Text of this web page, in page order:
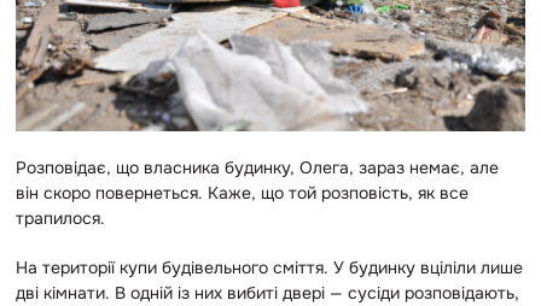
Розповідає, що власника будинку, Олега, зараз немає, але
він скоро повернеться. Каже, що той розповість, як все
трапилося.
На території купи будівельного сміття. У будинку вціліли лише
дві кімнати. В одній із них вибиті двері — сусіди розповідають,